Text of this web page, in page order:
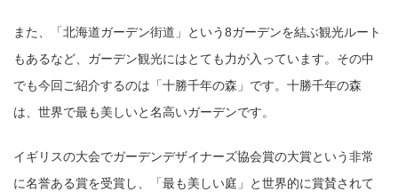
また、「北海道ガーデン街道」という8ガーデンを結ぶ観光ルート
もあるなど、ガーデン観光にはとても力が入っています。その中
でも今回ご紹介するのは「十勝千年の森」です。十勝千年の森
は、世界で最も美しいと名高いガーデンです。
イギリスの大会でガーデンデザイナーズ協会賞の大賞という非常
に名誉ある賞を受賞し、「最も美しい庭」と世界的に賞賛されて